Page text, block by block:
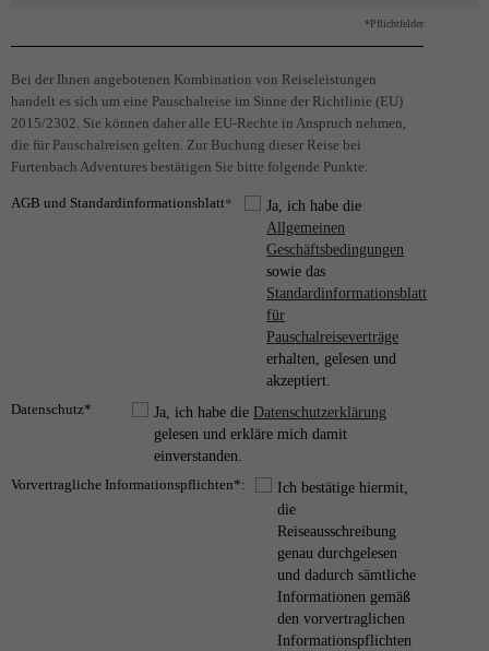
*Pflichtfelder
Bei der Ihnen angebotenen Kombination von Reiseleistungen
handelt es sich um eine Pauschalreise im Sinne der Richtlinie (EU)
2015/2302. Sie können daher alle EU-Rechte in Anspruch nehmen,
die für Pauschalreisen gelten. Zur Buchung dieser Reise bei
Furtenbach Adventures bestätigen Sie bitte folgende Punkte:
AGB und Standardinformationsblatt*
Ja, ich habe die
Allgemeinen
Geschäftsbedingungen
sowie das
Standardinformationsblatt
für
Pauschalreiseverträge
erhalten, gelesen und
akzeptiert.
Datenschutz*
Ja, ich habe die Datenschutzerklärung
gelesen und erkläre mich damit
einverstanden.
Vorvertragliche Informationspflichten*:
Ich bestätige hiermit,
die
Reiseausschreibung
genau durchgelesen
und dadurch sämtliche
Informationen gemäß
den vorvertraglichen
Informationspflichten